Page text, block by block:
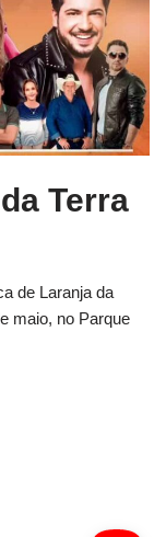
Terra
de Laranja da
maio, no Parque